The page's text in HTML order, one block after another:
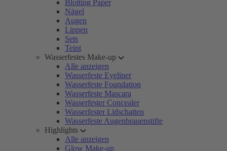
Blotting Paper
Nägel
Augen
Lippen
Sets
Teint
Wasserfestes Make-up
Alle anzeigen
Wasserfeste Eyeliner
Wasserfeste Foundation
Wasserfeste Mascara
Wasserfester Concealer
Wasserfester Lidschatten
Wasserfeste Augenbrauenstifte
Highlights
Alle anzeigen
Glow Make-up